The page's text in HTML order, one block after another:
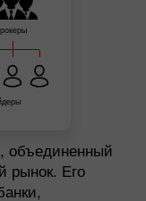
объединенный
рынок. Его